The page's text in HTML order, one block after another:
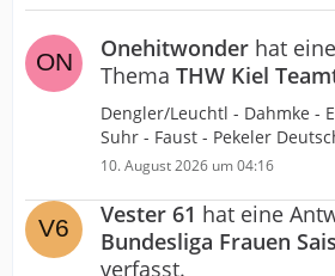
Onehitwonder hat
Thema THW Kiel
Dengler/Leuchtl - Dahmke -
Suhr - Faust - Pekeler
10. August 2026 um 04:16
Vester 61 hat eine
Bundesliga Frauen
verfasst.